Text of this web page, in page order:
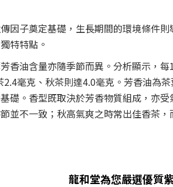
因子奠定基礎，生長期間的環境條件
特特點。
香油含量亦隨季節而異。分析顯示，
毫克、秋茶則達4.0毫克。芳香油為
礎。香型既取決於芳香物質組成，亦
並不一致；秋高氣爽之時常出佳香茶
龍和堂為您嚴選優質